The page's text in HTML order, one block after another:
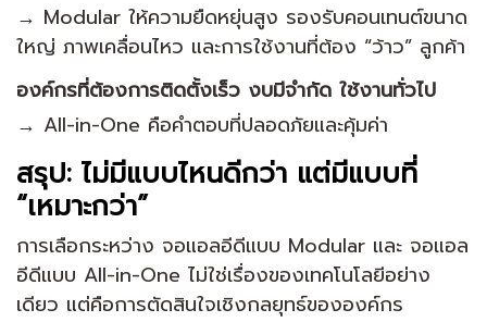
→ Modular ให้ความยืดหยุ่นสูง รองรับคอนเทนต์ขนาด
ใหญ่ ภาพเคลื่อนไหว และการใช้งานที่ต้อง “ว้าว” ลูกค้า
องค์กรที่ต้องการติดตั้งเร็ว งบมีจำกัด ใช้งานทั่วไป
→ All-in-One คือคำตอบที่ปลอดภัยและคุ้มค่า
สรุป: ไม่มีแบบไหนดีกว่า แต่มีแบบที่
“เหมาะกว่า”
การเลือกระหว่าง จอแอลอีดีแบบ Modular และ จอแอล
อีดีแบบ All-in-One ไม่ใช่เรื่องของเทคโนโลยีอย่าง
เดียว แต่คือการตัดสินใจเชิงกลยุทธ์ขององค์กร